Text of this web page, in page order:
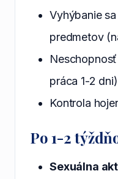
Vyhýbanie
predmetov
práca 1-2 dni)
Kontrola
Po 1-2
Sexuálna